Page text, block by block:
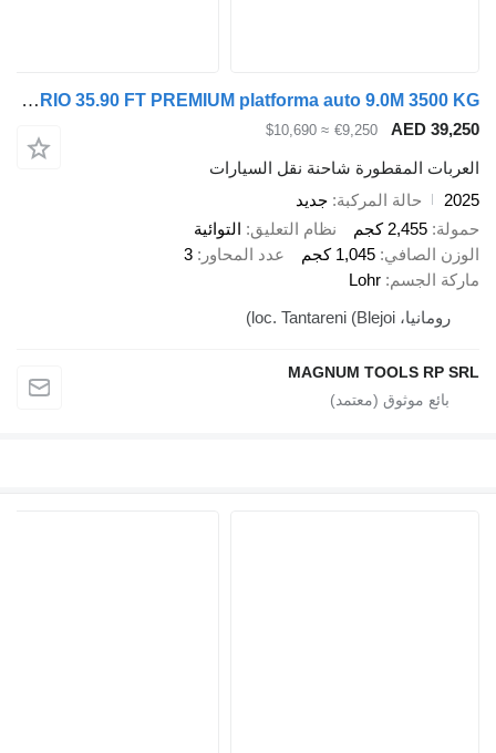
TA-NO TRIO 35.90 FT PREMIUM platforma auto 9.0M 3500 KG
€9,250
≈ $10,690
المقطورة شاحنة نقل السيارات
حالة المركبة جديد
2,455 كجم
نظام التعليق التوائية
1,045 كجم عدد المحاور 3
Lohr
MAGNUM TOOLS